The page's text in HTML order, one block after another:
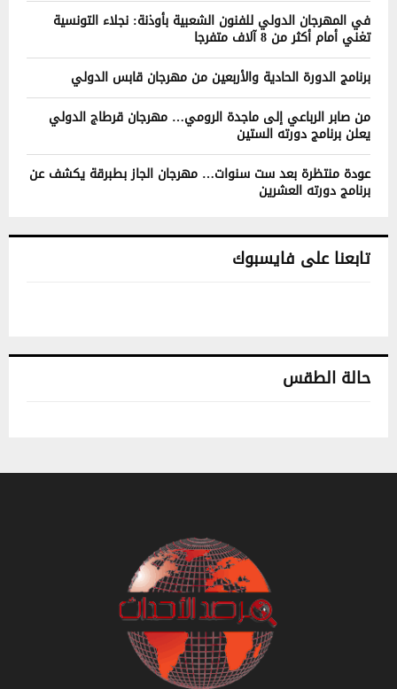
في المهرجان الدولي للفنون الشعبية بأوذنة: نجلاء التونسية
تغني أمام أكثر من 8 آلاف متفرجا
برنامج الدورة الحادية والأربعين من مهرجان قابس الدولي
من صابر الرباعي إلى ماجدة الرومي… مهرجان قرطاج الدولي
يعلن برنامج دورته الستين
عودة منتظرة بعد ست سنوات… مهرجان الجاز بطبرقة يكشف عن
برنامج دورته العشرين
تابعنا على فايسبوك
حالة الطقس